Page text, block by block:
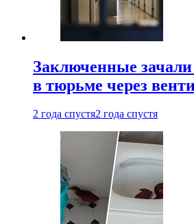
Заключенные зачали
в тюрьме через
2 года спустя2 года спустя